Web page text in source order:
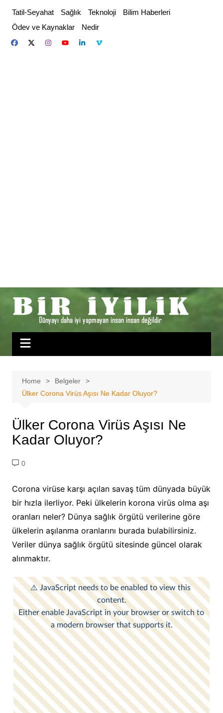
content
Tatil-Seyahat Sağlık Teknoloji
Bilim Haberleri
Ödev ve Kaynaklar
Nedir
Home
Belgeler
Ülker Corona Virüs Aşısı Ne Kadar Oluyor?
Ülker Corona Virüs Aşısı Ne
Kadar Oluyor?
0
Corona virüse karşı açılan savaş tüm dünyada büyük
bir hızla ilerliyor. Peki ülkelerin korona virüs olma aşı
oranları neler? Dünya sağlık örgütü verilerine göre
ülkelerin aşılanma oranlarını burada bulabilirsiniz.
Veriler dünya sağlık örgütü sitesinde güncel olarak
alınmaktır.